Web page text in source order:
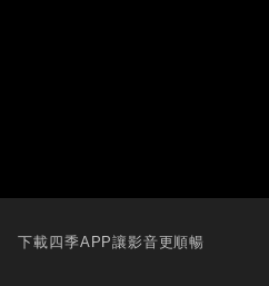
下載四季APP讓影音更順暢